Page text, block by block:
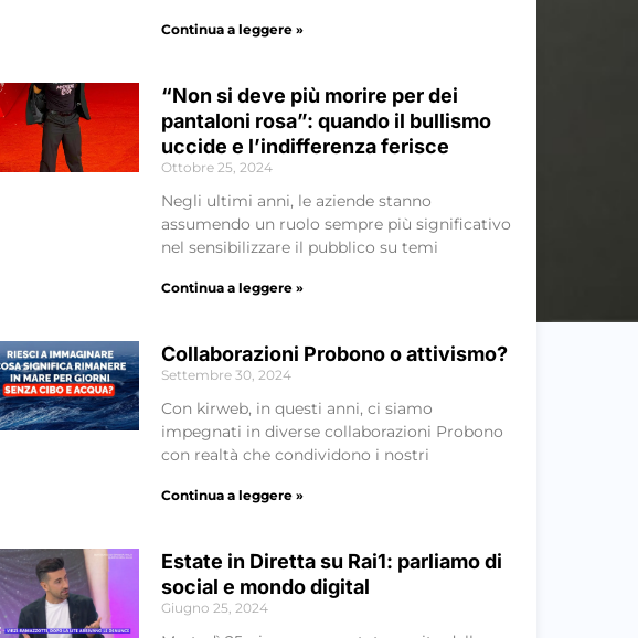
Continua a leggere »
“Non si deve più morire per dei
pantaloni rosa”: quando il bullismo
uccide e l’indifferenza ferisce
Ottobre 25, 2024
Negli ultimi anni, le aziende stanno
assumendo un ruolo sempre più significativo
nel sensibilizzare il pubblico su temi
Continua a leggere »
Collaborazioni Probono o attivismo?
Settembre 30, 2024
Con kirweb, in questi anni, ci siamo
impegnati in diverse collaborazioni Probono
con realtà che condividono i nostri
Continua a leggere »
Estate in Diretta su Rai1: parliamo di
social e mondo digital
Giugno 25, 2024